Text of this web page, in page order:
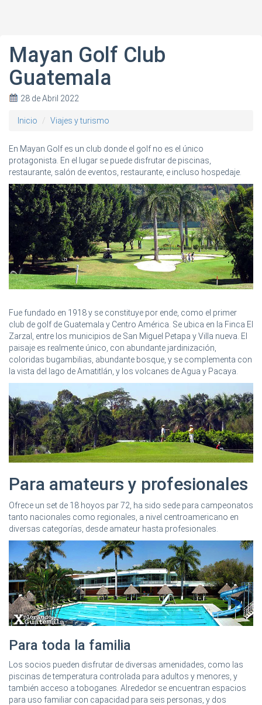
Mayan Golf Club
Guatemala
28 de Abril 2022
Inicio Viajes y turismo
En Mayan Golf es un club donde el golf no es el único
protagonista. En el lugar se puede disfrutar de piscinas,
restaurante, salón de eventos, restaurante, e incluso hospedaje.
Fue fundado en 1918 y se constituye por ende, como el primer
club de golf de Guatemala y Centro América. Se ubica en la Finca El
Zarzal, entre los municipios de San Miguel Petapa y Villa nueva. El
paisaje es realmente único, con abundante jardinización,
coloridas bugambilias, abundante bosque, y se complementa con
la vista del lago de Amatitlán, y los volcanes de Agua y Pacaya.
Para amateurs y profesionales
Ofrece un set de 18 hoyos par 72, ha sido sede para campeonatos
tanto nacionales como regionales, a nivel centroamericano en
diversas categorías, desde amateur hasta profesionales.
Para toda la familia
Los socios pueden disfrutar de diversas amenidades, como las
piscinas de temperatura controlada para adultos y menores, y
también acceso a toboganes. Alrededor se encuentran espacios
para uso familiar con capacidad para seis personas, y dos